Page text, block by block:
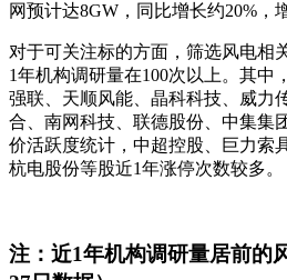
网预计达8GW，同比增长约20%，
对于可关注标的方面，筛选风电相
1年机构调研量在100次以上。其中
强联、天顺风能、晶科科技、威力
合、南网科技、联德股份、中集集
价活跃度统计，中超控股、巨力索
杭电股份等股近1年涨停次数较多。
注：近1年机构调研量居前的